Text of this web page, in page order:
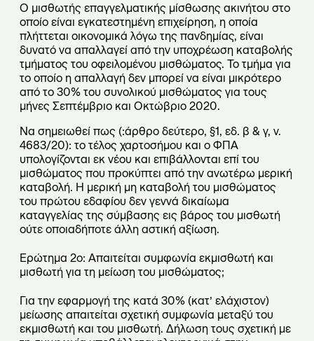
Ο μισθωτής επαγγελματικής μίσθωσης ακινήτου στο
οποίο είναι εγκατεστημένη επιχείρηση, η οποία
πλήττεται οικονομικά λόγω της πανδημίας, είναι
δυνατό να απαλλαγεί από την υποχρέωση καταβολής
τμήματος του οφειλομένου μισθώματος. Το τμήμα για
το οποίο η απαλλαγή δεν μπορεί να είναι μικρότερο
από το 30% του συνολικού μισθώματος για τους
μήνες Σεπτέμβριο και Οκτώβριο 2020.
Να σημειωθεί πως (:άρθρο δεύτερο, §1, εδ. β & γ, ν.
4683/20): το τέλος χαρτοσήμου και ο ΦΠΑ
υπολογίζονται εκ νέου και επιβάλλονται επί του
μισθώματος που προκύπτει από την ανωτέρω μερική
καταβολή. Η μερική μη καταβολή του μισθώματος
του πρώτου εδαφίου δεν γεννά δικαίωμα
καταγγελίας της σύμβασης εις βάρος του μισθωτή
ούτε οποιαδήποτε άλλη αστική αξίωση.
Ερώτημα 2ο: Απαιτείται συμφωνία εκμισθωτή και
μισθωτή για τη μείωση του μισθώματος;
Για την εφαρμογή της κατά 30% (κατ’ ελάχιστον)
μείωσης απαιτείται σχετική συμφωνία μεταξύ του
εκμισθωτή και του μισθωτή. Δήλωση τους σχετική με